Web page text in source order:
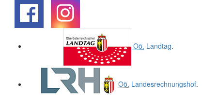
Oö. Landtag.
Oö. Landesrechnungshof.